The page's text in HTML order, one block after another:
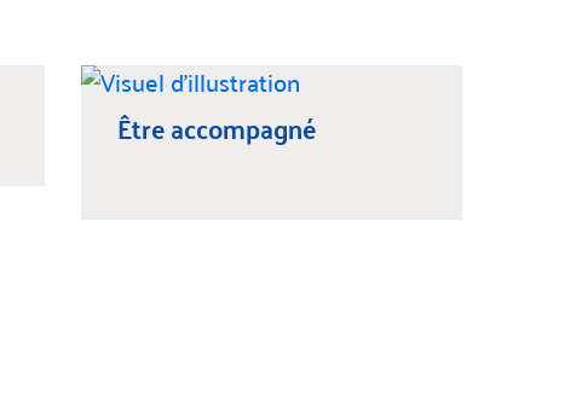
Être accompagné